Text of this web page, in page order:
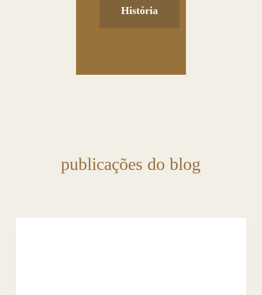
História
publicações do blog